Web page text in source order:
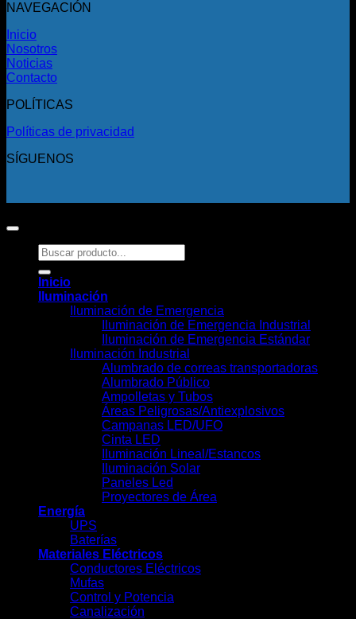
NAVEGACIÓN
Inicio
Nosotros
Noticias
Contacto
POLÍTICAS
Políticas de privacidad
SÍGUENOS
Buscar
por:
Inicio
Iluminación
Iluminación de Emergencia
Iluminación de Emergencia Industrial
Iluminación de Emergencia Estándar
Iluminación Industrial
Alumbrado de correas transportadoras
Alumbrado Público
Ampolletas y Tubos
Áreas Peligrosas/Antiexplosivos
Campanas LED/UFO
Cinta LED
Iluminación Lineal/Estancos
Iluminación Solar
Paneles Led
Proyectores de Área
Energía
UPS
Baterías
Materiales Eléctricos
Conductores Eléctricos
Mufas
Control y Potencia
Canalización